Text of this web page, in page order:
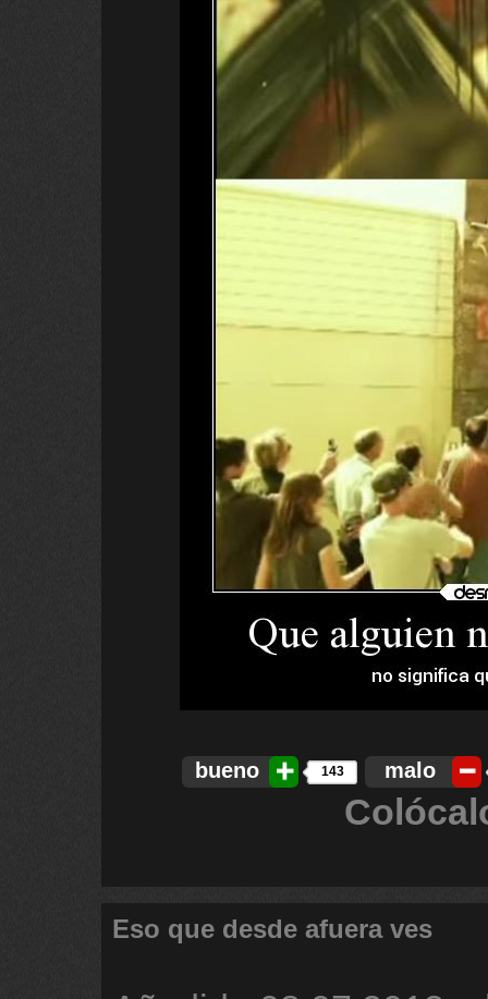
bueno 143 malo
Eso que desde afuera ves